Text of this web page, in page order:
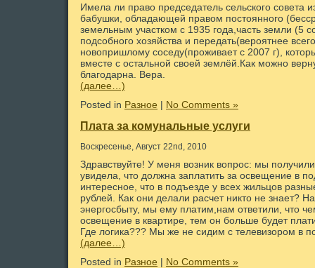
Имела ли право председатель сельского совета
бабушки, обладающей правом постоянного
земельным участком с 1935 года,часть земли (5
подсобного хозяйства и передать(вероятнее
новопришлому соседу(проживает с 2007 г),
вместе с остальной своей землёй.Как можно
благодарна. Вера.
(далее…)
Posted in Разное | No Comments »
Плата за комунальные услуги
Воскресенье, Август 22nd, 2010
Здравствуйте! У меня возник вопрос: мы получили
увидела, что должна заплатить за освещение в
интересное, что в подъезде у всех жильцов
рублей. Как они делали расчет никто не знает?
энергосбыту, мы ему платим,нам ответили, что
освещение в квартире, тем он больше будет
Где логика??? Мы же не сидим с телевизором в
(далее…)
Posted in Разное | No Comments »